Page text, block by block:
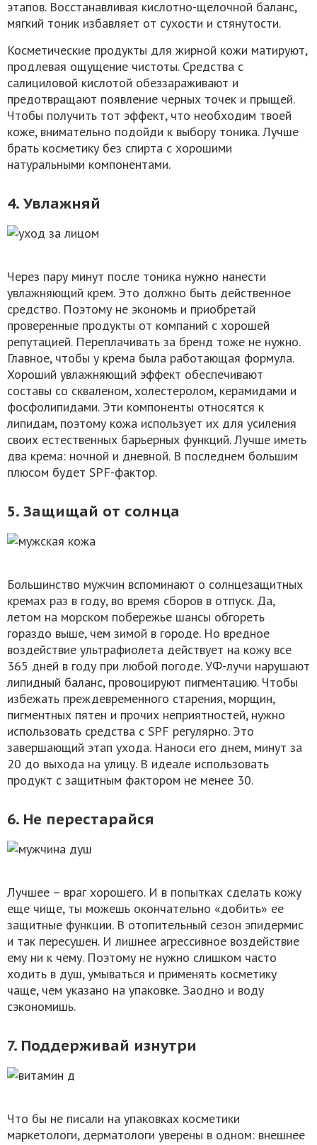
этапов. Восстанавливая кислотно-щелочной баланс,
мягкий тоник избавляет от сухости и стянутости.
Косметические продукты для жирной кожи матируют,
продлевая ощущение чистоты. Средства с
салициловой кислотой обеззараживают и
предотвращают появление черных точек и прыщей.
Чтобы получить тот эффект, что необходим твоей
коже, внимательно подойди к выбору тоника. Лучше
брать косметику без спирта с хорошими
натуральными компонентами.
4. Увлажняй
Через пару минут после тоника нужно нанести
увлажняющий крем. Это должно быть действенное
средство. Поэтому не экономь и приобретай
проверенные продукты от компаний с хорошей
репутацией. Переплачивать за бренд тоже не нужно.
Главное, чтобы у крема была работающая формула.
Хороший увлажняющий эффект обеспечивают
составы со скваленом, холестеролом, керамидами и
фосфолипидами. Эти компоненты относятся к
липидам, поэтому кожа использует их для усиления
своих естественных барьерных функций. Лучше иметь
два крема: ночной и дневной. В последнем большим
плюсом будет SPF-фактор.
5. Защищай от солнца
Большинство мужчин вспоминают о солнцезащитных
кремах раз в году, во время сборов в отпуск. Да,
летом на морском побережье шансы обгореть
гораздо выше, чем зимой в городе. Но вредное
воздействие ультрафиолета действует на кожу все
365 дней в году при любой погоде. УФ-лучи нарушают
липидный баланс, провоцируют пигментацию. Чтобы
избежать преждевременного старения, морщин,
пигментных пятен и прочих неприятностей, нужно
использовать средства с SPF регулярно. Это
завершающий этап ухода. Наноси его днем, минут за
20 до выхода на улицу. В идеале использовать
продукт с защитным фактором не менее 30.
6. Не перестарайся
Лучшее – враг хорошего. И в попытках сделать кожу
еще чище, ты можешь окончательно «добить» ее
защитные функции. В отопительный сезон эпидермис
и так пересушен. И лишнее агрессивное воздействие
ему ни к чему. Поэтому не нужно слишком часто
ходить в душ, умываться и применять косметику
чаще, чем указано на упаковке. Заодно и воду
сэкономишь.
7. Поддерживай изнутри
Что бы не писали на упаковках косметики
маркетологи, дерматологи уверены в одном: внешнее